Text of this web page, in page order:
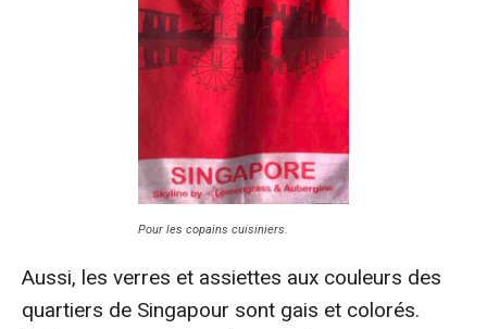
Pour les copains cuisiniers.
Aussi, les verres et assiettes aux couleurs des
quartiers de Singapour sont gais et colorés.